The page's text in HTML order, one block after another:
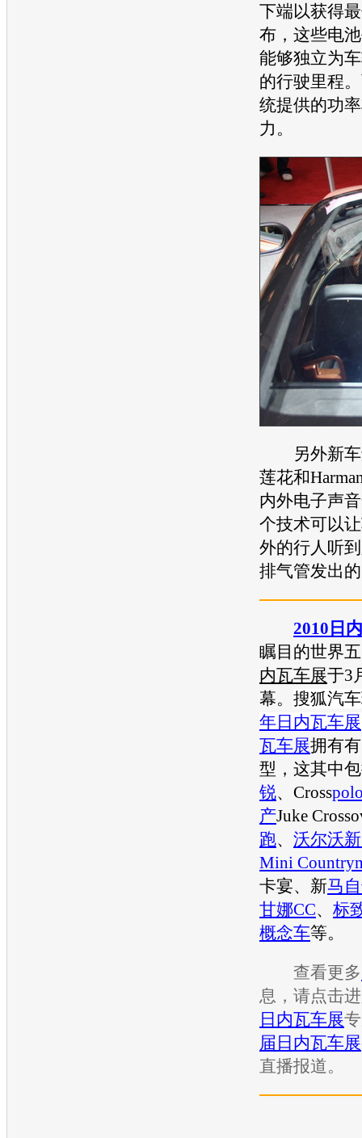
下端以获得
布，这些电
能够独立为
的行驶里程
统提供的功
力。
另外新车
莲花和
内外电子声
个技术可以
外的行人听
排气管发出
2010日
瞩目的世界
内瓦车展于3
幕。 搜狐汽
年日内瓦车展
瓦车展拥有
型，这其中
锐、Cross
产Juke
跑、 沃尔沃
Mini
卡宴、新马
甘娜CC、 标
概念车等。
查看更多
息，请点击
日内瓦车展
届日内瓦车展
直播报道。